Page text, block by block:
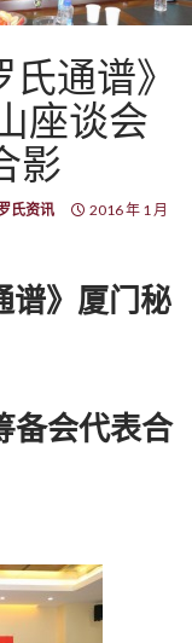
通谱》
座谈会
影
氏资讯
2016 年 1 月
谱》厦门秘
备会代表合